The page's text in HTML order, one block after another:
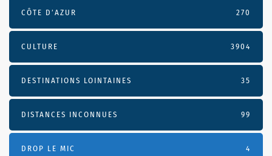
CÔTE D’AZUR 270
CULTURE 3904
DESTINATIONS LOINTAINES 35
DISTANCES INCONNUES 99
DROP LE MIC 4